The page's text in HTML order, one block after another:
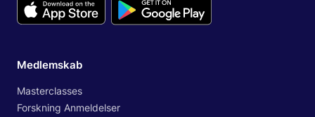
Medlemskab
Masterclasses
Forskning Anmeldelser